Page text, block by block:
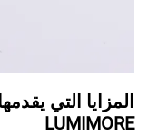
LUMIMORE